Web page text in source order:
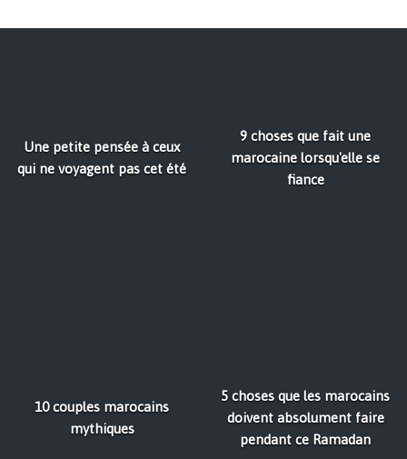
Une petite pensée à ceux
qui ne voyagent pas cet été
9 choses que fait une
marocaine lorsqu'elle se
fiance
10 couples marocains
mythiques
5 choses que les marocains
doivent absolument faire
pendant ce Ramadan